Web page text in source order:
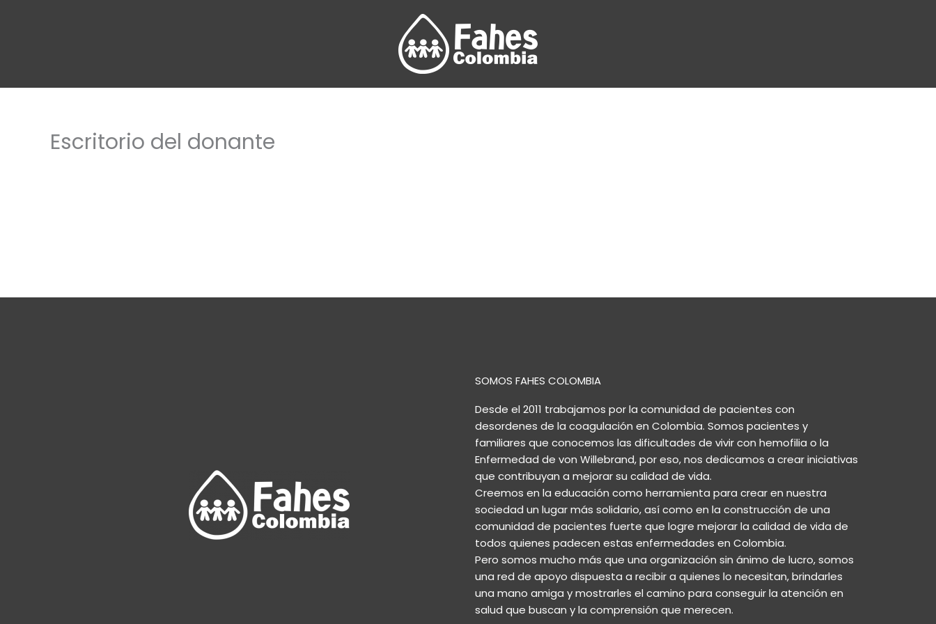
Escritorio del donante
SOMOS FAHES COLOMBIA
Desde el 2011 trabajamos por la comunidad de pacientes con
desordenes de la coagulación en Colombia. Somos pacientes y
familiares que conocemos las dificultades de vivir con hemofilia o la
Enfermedad de von Willebrand, por eso, nos dedicamos a crear iniciativas
que contribuyan a mejorar su calidad de vida.
Creemos en la educación como herramienta para crear en nuestra
sociedad un lugar más solidario, así como en la construcción de una
comunidad de pacientes fuerte que logre mejorar la calidad de vida de
todos quienes padecen estas enfermedades en Colombia.
Pero somos mucho más que una organización sin ánimo de lucro, somos
una red de apoyo dispuesta a recibir a quienes lo necesitan, brindarles
una mano amiga y mostrarles el camino para conseguir la atención en
salud que buscan y la comprensión que merecen.